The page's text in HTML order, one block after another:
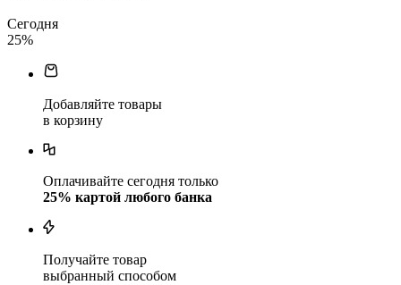
Сегодня
25%
Добавляйте товары
в корзину
Оплачивайте сегодня только
25% картой любого банка
Получайте товар
выбранный способом